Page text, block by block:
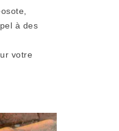
à des
votre